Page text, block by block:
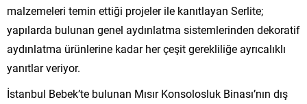
malzemeleri temin ettiği projeler ile kanıtlayan Serlite;
yapılarda bulunan genel aydınlatma sistemlerinden dekoratif
aydınlatma ürünlerine kadar her çeşit gerekliliğe ayrıcalıklı
yanıtlar veriyor.
İstanbul Bebek’te bulunan Mısır Konsolosluk Binası’nın dış